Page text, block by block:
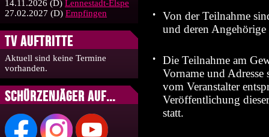
14.11.2026 (D) Lennestadt-Elspe
27.02.2027 (D) Empfingen
TV Auftritte
Aktuell sind keine Termine
vorhanden.
Schürzenjäger auf...
•
Von der Teilnahme
und deren Angehörige
•
Die Teilnahme am
Vorname und
vom Veranstalter
Veröffentlichung
statt.